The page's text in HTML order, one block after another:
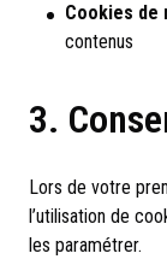
Cookies de
contenus
3.
Lors de votre
l’utilisation de
les paramétrer.